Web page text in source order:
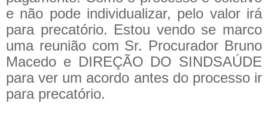
e não pode individualizar, pelo valor irá
para precatório. Estou vendo se marco
uma reunião com Sr. Procurador Bruno
Macedo e DIREÇÃO DO SINDSAÚDE
para ver um acordo antes do processo ir
para precatório.